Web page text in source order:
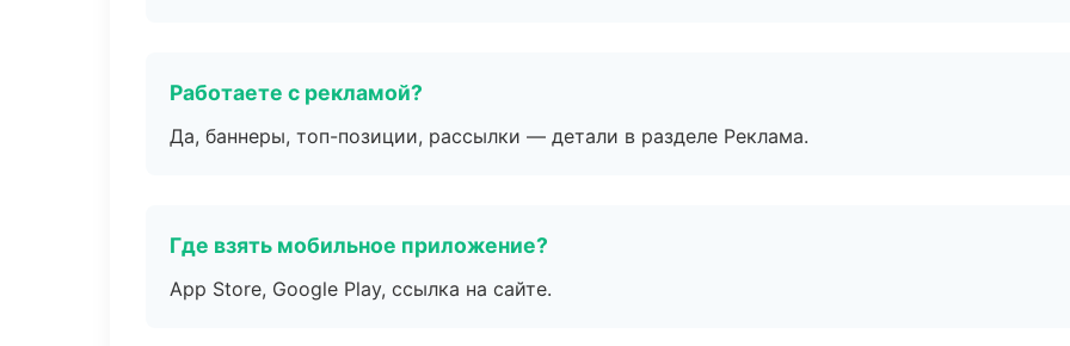
Работаете с рекламой?
Да, баннеры, топ-позиции, рассылки — детали в разделе Реклама.
Где взять мобильное приложение?
App Store, Google Play, ссылка на сайте.